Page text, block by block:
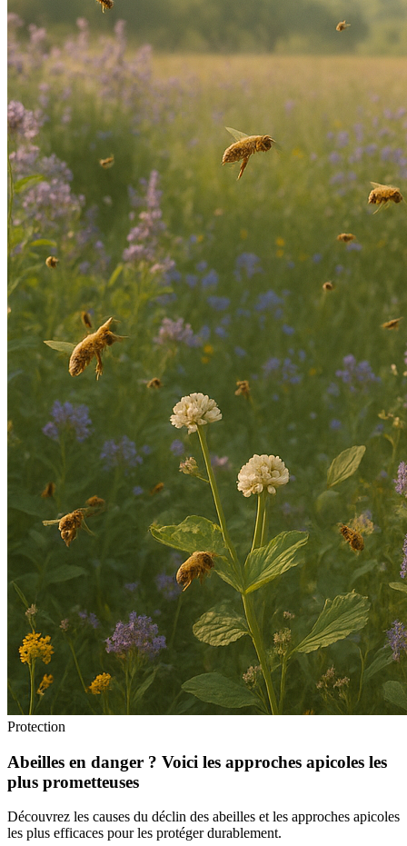
Protection
Abeilles en danger ? Voici les approches apicoles les
plus prometteuses
Découvrez les causes du déclin des abeilles et les approches apicoles
les plus efficaces pour les protéger durablement.